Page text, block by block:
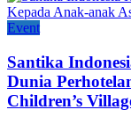
Event
Santika
Dunia
Children’s